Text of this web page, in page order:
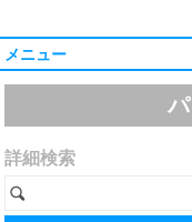
メニュー
詳細検索